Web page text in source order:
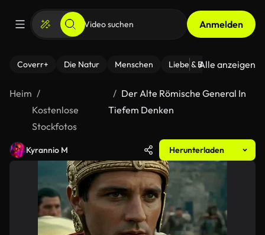
Anmelden
Coverr+ Die Natur Menschen Liebe & Beziehungen
Alle anzeigen
Heim
Kostenlose
Stockfotos
Der Alte Römische General In
Tiefem Denken
Kyrannio M Herunterladen